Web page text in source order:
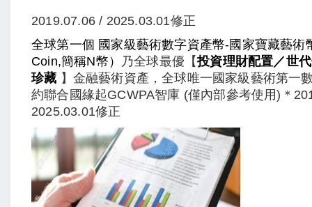
2019.07.06 / 2025.03.01修正
全球第一個 國家級藝術數字資產幣-國家寶藏藝術
Coin,簡稱N幣） 乃全球最優【投資理財配置／世
珍藏 】金融藝術資產，全球唯一國家級藝術第一
約聯合國緣起GCWPA智庫 (僅內部參考使用)＊
2025.03.01修正